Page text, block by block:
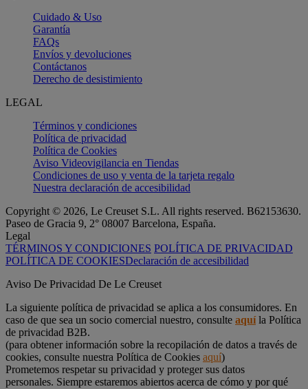
Cuidado & Uso
Garantía
FAQs
Envíos y devoluciones
Contáctanos
Derecho de desistimiento
LEGAL
Términos y condiciones
Política de privacidad
Política de Cookies
Aviso Videovigilancia en Tiendas
Condiciones de uso y venta de la tarjeta regalo
Nuestra declaración de accesibilidad
Copyright © 2026, Le Creuset S.L. All rights reserved. B62153630.
Paseo de Gracia 9, 2° 08007 Barcelona, España.
Legal
TÉRMINOS Y CONDICIONES POLÍTICA DE PRIVACIDAD
POLÍTICA DE COOKIESDeclaración de accesibilidad
Aviso De Privacidad De Le Creuset
La siguiente política de privacidad se aplica a los consumidores. En
caso de que sea un socio comercial nuestro, consulte aquíla Política
de privacidad B2B.
(para obtener información sobre la recopilación de datos a través de
cookies, consulte nuestra Política de Cookies aquí)
Prometemos respetar su privacidad y proteger sus datos
personales. Siempre estaremos abiertos acerca de cómo y por qué